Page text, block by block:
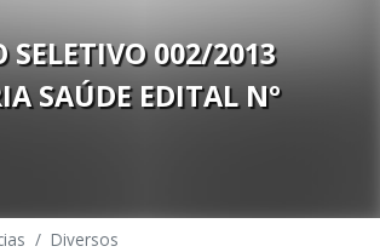
SELETIVO 002/2013
SAÚDE EDITAL Nº
/ Diversos